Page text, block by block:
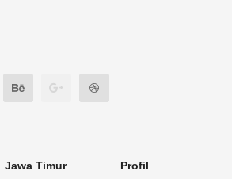
Jawa Timur
Profil